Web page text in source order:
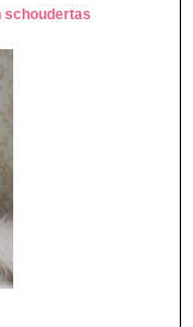
schoudertas